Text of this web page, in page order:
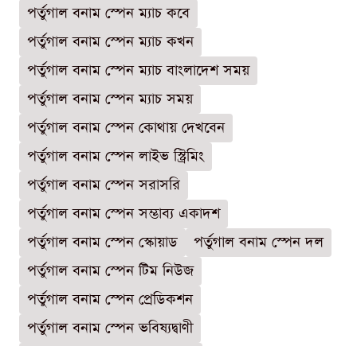
পর্তুগাল বনাম স্পেন ম্যাচ কবে
পর্তুগাল বনাম স্পেন ম্যাচ কখন
পর্তুগাল বনাম স্পেন ম্যাচ বাংলাদেশ সময়
পর্তুগাল বনাম স্পেন ম্যাচ সময়
পর্তুগাল বনাম স্পেন কোথায় দেখবেন
পর্তুগাল বনাম স্পেন লাইভ স্ট্রিমিং
পর্তুগাল বনাম স্পেন সরাসরি
পর্তুগাল বনাম স্পেন সম্ভাব্য একাদশ
পর্তুগাল বনাম স্পেন স্কোয়াড
পর্তুগাল বনাম স্পেন দল
পর্তুগাল বনাম স্পেন টিম নিউজ
পর্তুগাল বনাম স্পেন প্রেডিকশন
পর্তুগাল বনাম স্পেন ভবিষ্যদ্বাণী